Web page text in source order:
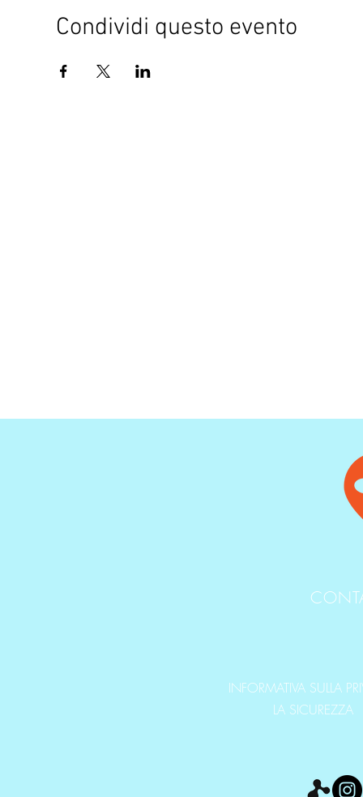
Condividi questo evento
INFORMATIVA SULLA
LA SICUREZZA